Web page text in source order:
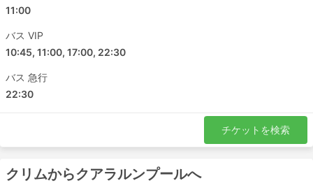
イポー - バターワース
ジョホールバル - アロルセタル
ジョホールバル - スンガイ二ボン
11:00
バス VIP
10:45, 11:00, 17:00, 22:30
バス 急行
22:30
チケットを検索
クリムからクアラルンプールへ